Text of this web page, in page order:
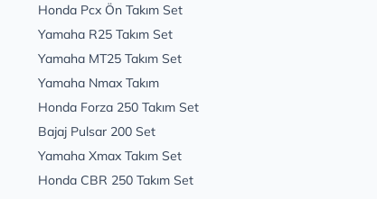
Honda Pcx Ön Takım Set
Yamaha R25 Takım Set
Yamaha MT25 Takım Set
Yamaha Nmax Takım
Honda Forza 250 Takım Set
Bajaj Pulsar 200 Set
Yamaha Xmax Takım Set
Honda CBR 250 Takım Set